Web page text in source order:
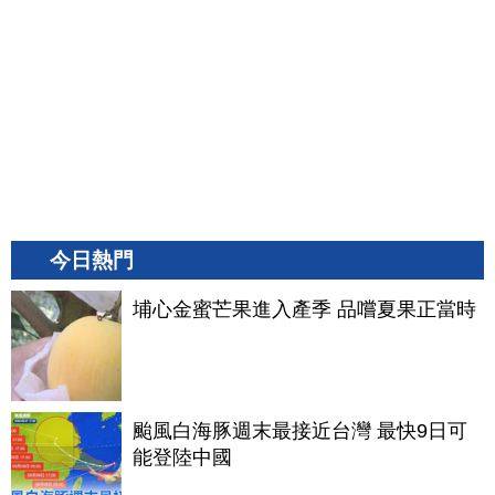
今日熱門
埔心金蜜芒果進入產季 品嚐夏果正當時
颱風白海豚週末最接近台灣 最快9日可
能登陸中國